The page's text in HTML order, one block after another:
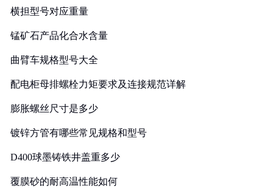
横担型号对应重量
锰矿石产品化合水含量
曲臂车规格型号大全
配电柜母排螺栓力矩要求及连接规范详解
膨胀螺丝尺寸是多少
镀锌方管有哪些常见规格和型号
D400球墨铸铁井盖重多少
覆膜砂的耐高温性能如何